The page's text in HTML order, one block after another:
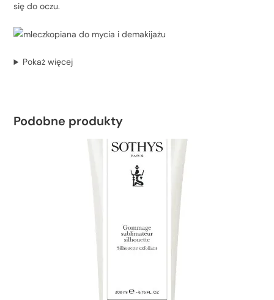
się do oczu.
Pokaż więcej
Podobne produkty